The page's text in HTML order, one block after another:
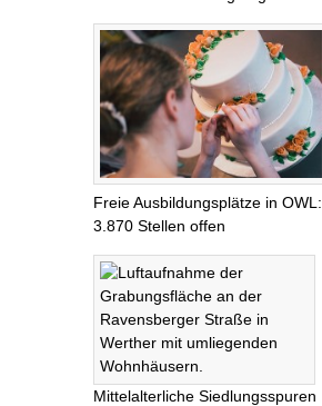
Freie Ausbildungsplätze in OWL:
3.870 Stellen offen
Mittelalterliche Siedlungsspuren